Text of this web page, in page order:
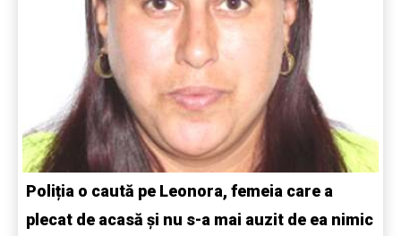
Poliția o caută pe Leonora, femeia care a
plecat de acasă și nu s-a mai auzit de ea nimic